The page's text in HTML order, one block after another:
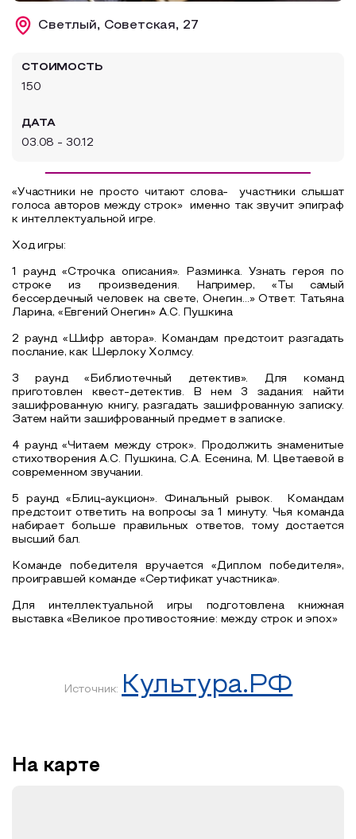
Образовательный туризм
Светлый, Советская, 27
СТОИМОСТЬ
150
ДАТА
03.08 - 30.12
«Участники не просто читают слова- участники слышат
голоса авторов между строк» именно так звучит эпиграф
к интеллектуальной игре.
Ход игры:
1 раунд «Строчка описания». Разминка. Узнать героя по
строке из произведения. Например, «Ты самый
бессердечный человек на свете, Онегин...» Ответ: Татьяна
Ларина, «Евгений Онегин» А.С. Пушкина
2 раунд «Шифр автора». Командам предстоит разгадать
послание, как Шерлоку Холмсу.
3 раунд «Библиотечный детектив». Для команд
приготовлен квест-детектив. В нем 3 задания: найти
зашифрованную книгу, разгадать зашифрованную записку.
Затем найти зашифрованный предмет в записке.
4 раунд «Читаем между строк». Продолжить знаменитые
стихотворения А.С. Пушкина, С.А. Есенина, М. Цветаевой в
современном звучании.
5 раунд «Блиц-аукцион». Финальный рывок. Командам
предстоит ответить на вопросы за 1 минуту. Чья команда
набирает больше правильных ответов, тому достается
высший бал.
Команде победителя вручается «Диплом победителя»,
проигравшей команде «Сертификат участника».
Для интеллектуальной игры подготовлена книжная
выставка «Великое противостояние: между строк и эпох»
Источник: Культура.РФ
На карте